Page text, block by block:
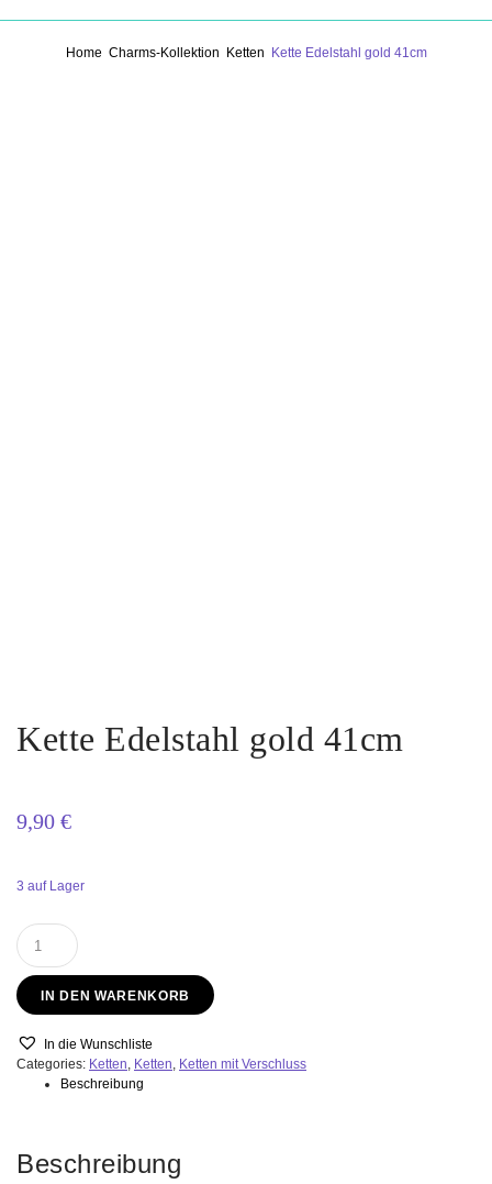
Home Charms-Kollektion Ketten Kette Edelstahl gold 41cm
Kette Edelstahl gold 41cm
9,90 €
3 auf Lager
Kette
Edelstahl
gold
41cm
quantityIN DEN WARENKORB
In die Wunschliste
Categories: Ketten, Ketten, Ketten mit Verschluss
Beschreibung
Beschreibung